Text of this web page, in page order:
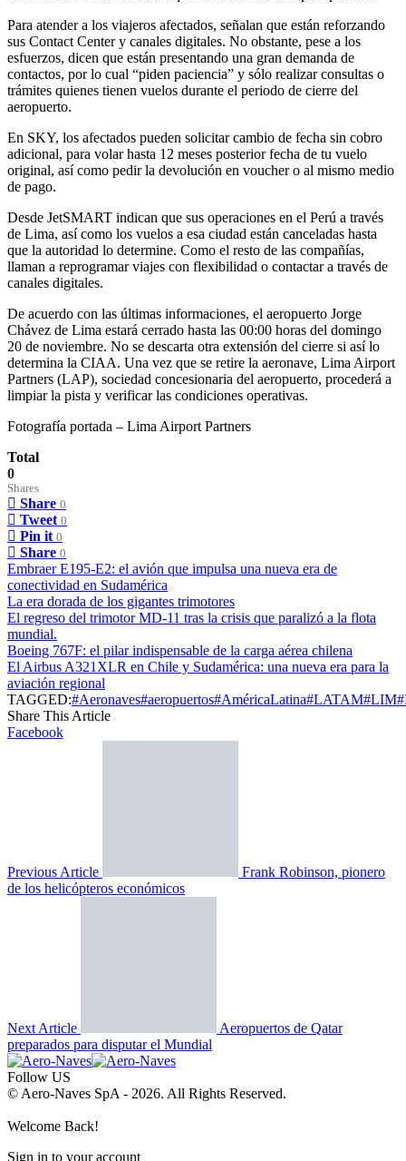
Para atender a los viajeros afectados, señalan que están reforzando
sus Contact Center y canales digitales. No obstante, pese a los
esfuerzos, dicen que están presentando una gran demanda de
contactos, por lo cual “piden paciencia” y sólo realizar consultas o
trámites quienes tienen vuelos durante el periodo de cierre del
aeropuerto.
En SKY, los afectados pueden solicitar cambio de fecha sin cobro
adicional, para volar hasta 12 meses posterior fecha de tu vuelo
original, así como pedir la devolución en voucher o al mismo medio
de pago.
Desde JetSMART indican que sus operaciones en el Perú a través
de Lima, así como los vuelos a esa ciudad están canceladas hasta
que la autoridad lo determine. Como el resto de las compañías,
llaman a reprogramar viajes con flexibilidad o contactar a través de
canales digitales.
De acuerdo con las últimas informaciones, el aeropuerto Jorge
Chávez de Lima estará cerrado hasta las 00:00 horas del domingo
20 de noviembre. No se descarta otra extensión del cierre si así lo
determina la CIAA. Una vez que se retire la aeronave, Lima Airport
Partners (LAP), sociedad concesionaria del aeropuerto, procederá a
limpiar la pista y verificar las condiciones operativas.
Fotografía portada – Lima Airport Partners
Total
0
Shares
Share 0
Tweet 0
Pin it 0
Share 0
Embraer E195-E2: el avión que impulsa una nueva era de
conectividad en Sudamérica
La era dorada de los gigantes trimotores
El regreso del trimotor MD-11 tras la crisis que paralizó a la flota
mundial.
Boeing 767F: el pilar indispensable de la carga aérea chilena
El Airbus A321XLR en Chile y Sudamérica: una nueva era para la
aviación regional
TAGGED:#Aeronaves#aeropuertos#AméricaLatina#LATAM#LIM
Share This Article
Facebook
Previous Article
Frank Robinson, pionero
de los helicópteros económicos
Next Article
Aeropuertos de Qatar
preparados para disputar el Mundial
Follow US
© Aero-Naves SpA - 2026. All Rights Reserved.
Welcome Back!
Sign in to your account